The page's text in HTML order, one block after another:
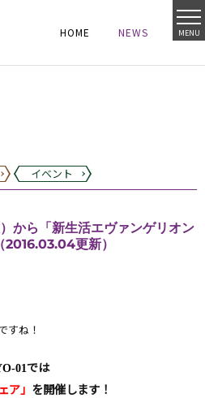
MENU
HOME
HOME NEWS
NEWS
イベント
から「新生活エヴァンゲリオン
更新）
すね！
01では
ア」 を開催します！